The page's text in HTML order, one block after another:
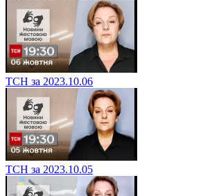
ТСН за 2023.10.06
ТСН за 2023.10.05